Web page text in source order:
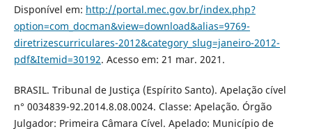
Disponível em: http://portal.mec.gov.br/index.php?
option=com_docman&view=download&alias=9769-
diretrizescurriculares-2012&category_slug=janeiro-2012-
pdf&Itemid=30192. Acesso em: 21 mar. 2021.
BRASIL. Tribunal de Justiça (Espírito Santo). Apelação cível
n° 0034839-92.2014.8.08.0024. Classe: Apelação. Órgão
Julgador: Primeira Câmara Cível. Apelado: Município de